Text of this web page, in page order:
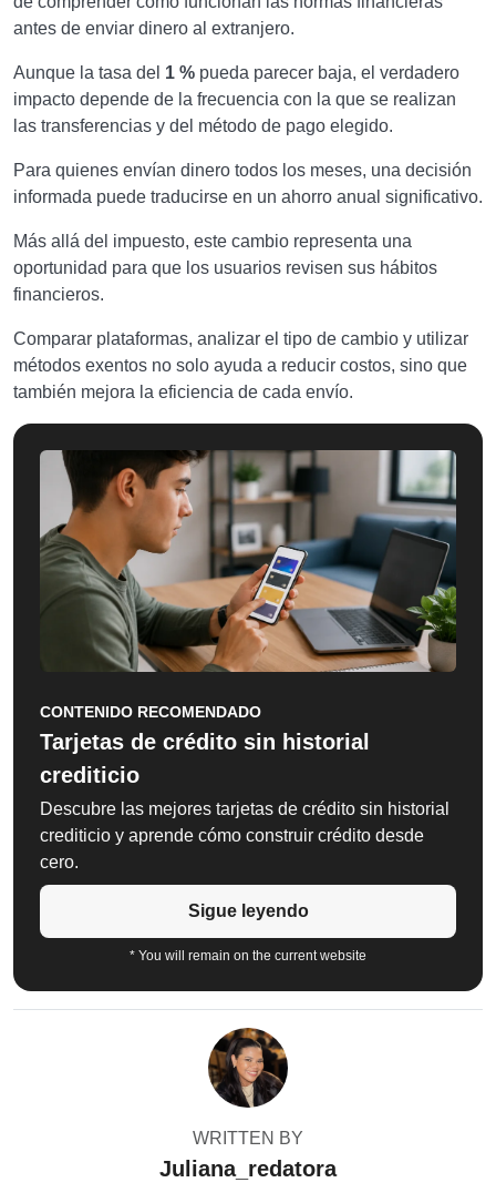
antes de enviar dinero al extranjero.
Aunque la tasa del 1 % pueda parecer baja, el verdadero
impacto depende de la frecuencia con la que se realizan
las transferencias y del método de pago elegido.
Para quienes envían dinero todos los meses, una decisión
informada puede traducirse en un ahorro anual significativo.
Más allá del impuesto, este cambio representa una
oportunidad para que los usuarios revisen sus hábitos
financieros.
Comparar plataformas, analizar el tipo de cambio y utilizar
métodos exentos no solo ayuda a reducir costos, sino que
también mejora la eficiencia de cada envío.
CONTENIDO RECOMENDADO
Tarjetas de crédito sin historial
crediticio
Descubre las mejores tarjetas de crédito sin historial
crediticio y aprende cómo construir crédito desde
cero.
Sigue leyendo
* You will remain on the current website
WRITTEN BY
Juliana_redatora